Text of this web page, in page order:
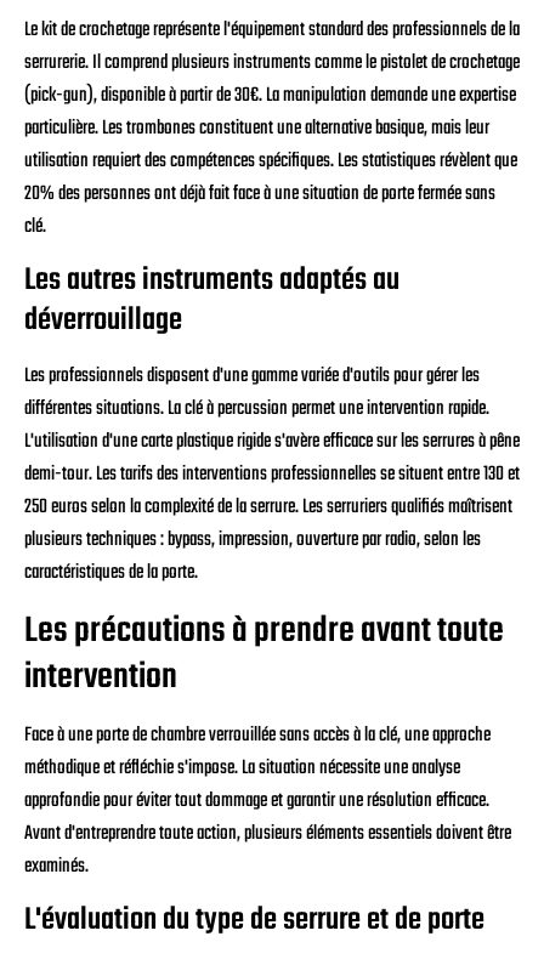
Le kit de crochetage représente l'équipement standard des professionnels de la
serrurerie. Il comprend plusieurs instruments comme le pistolet de crochetage
(pick-gun), disponible à partir de 30€. La manipulation demande une expertise
particulière. Les trombones constituent une alternative basique, mais leur
utilisation requiert des compétences spécifiques. Les statistiques révèlent que
20% des personnes ont déjà fait face à une situation de porte fermée sans
clé.
Les autres instruments adaptés au
déverrouillage
Les professionnels disposent d'une gamme variée d'outils pour gérer les
différentes situations. La clé à percussion permet une intervention rapide.
L'utilisation d'une carte plastique rigide s'avère efficace sur les serrures à pêne
demi-tour. Les tarifs des interventions professionnelles se situent entre 130 et
250 euros selon la complexité de la serrure. Les serruriers qualifiés maîtrisent
plusieurs techniques : bypass, impression, ouverture par radio, selon les
caractéristiques de la porte.
Les précautions à prendre avant toute
intervention
Face à une porte de chambre verrouillée sans accès à la clé, une approche
méthodique et réfléchie s'impose. La situation nécessite une analyse
approfondie pour éviter tout dommage et garantir une résolution efficace.
Avant d'entreprendre toute action, plusieurs éléments essentiels doivent être
examinés.
L'évaluation du type de serrure et de porte